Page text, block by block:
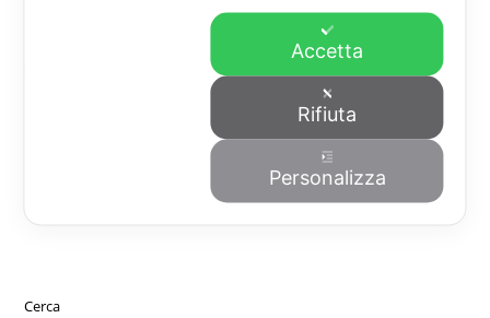
per pubblicare un commento.
Cerca
Accetta
Rifiuta
Personalizza